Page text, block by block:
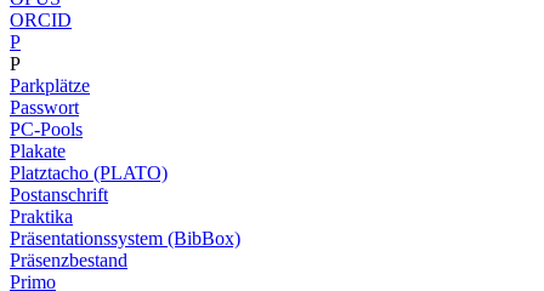
ORCID
P
P
Parkplätze
Passwort
PC-Pools
Plakate
Platztacho (PLATO)
Postanschrift
Praktika
Präsentationssystem (BibBox)
Präsenzbestand
Primo